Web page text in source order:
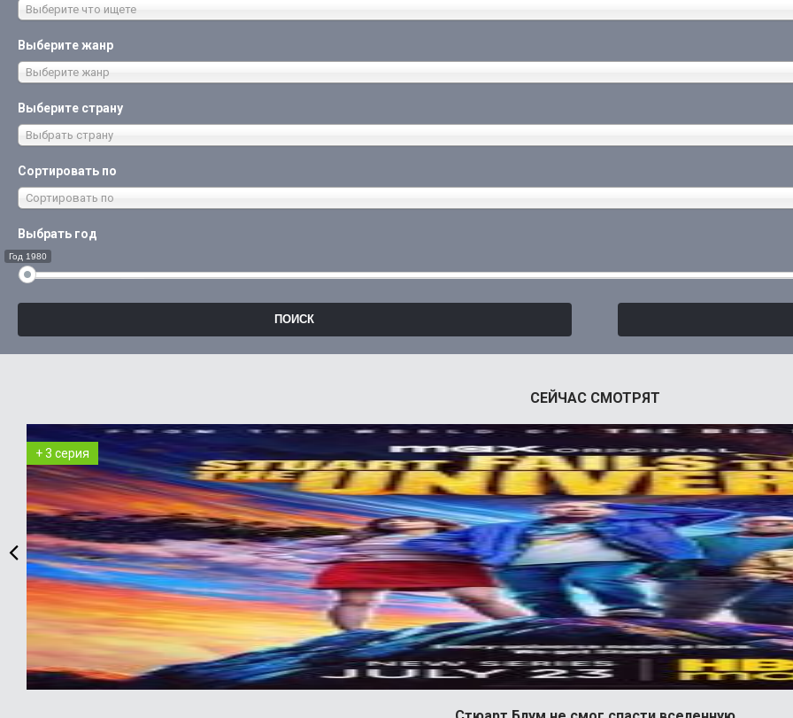
Выберите что ищете
Выберите жанр
Выберите жанр
Выберите страну
Выбрать страну
Сортировать по
Сортировать по
Выбрать год
Год 1980
СЕЙЧАС СМОТРЯТ
+ 3 серия